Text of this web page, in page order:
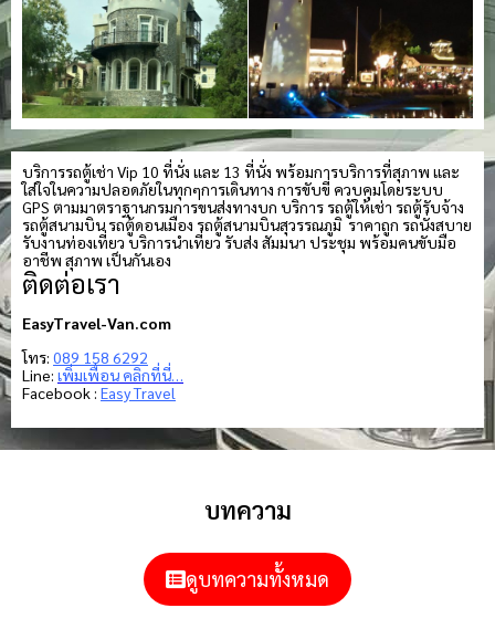
บริการรถตู้เช่า Vip 10 ที่นั่ง และ 13 ที่นั่ง พร้อมการบริการที่สุภาพ และ
ใส่ใจในความปลอดภัยในทุกๆการเดินทาง การขับขี่ ควบคุมโดยระบบ
GPS ตามมาตราฐานกรมการขนส่งทางบก บริการ รถตู้ให้เช่า รถตู้รับจ้าง
รถตู้สนามบิน รถตู้ดอนเมือง รถตู้สนามบินสุวรรณภูมิ ราคาถูก รถนั่งสบาย
รับงานท่องเที่ยว บริการนำเที่ยว รับส่ง สัมมนา ประชุม พร้อมคนขับมือ
อาชีพ สุภาพ เป็นกันเอง
ติดต่อเรา
EasyTravel-Van.com
โทร: 089 158 6292
Line: เพิ่มเพื่อน คลิกที่นี่…
Facebook : Easy Travel
บทความ
ดูบทความทั้งหมด